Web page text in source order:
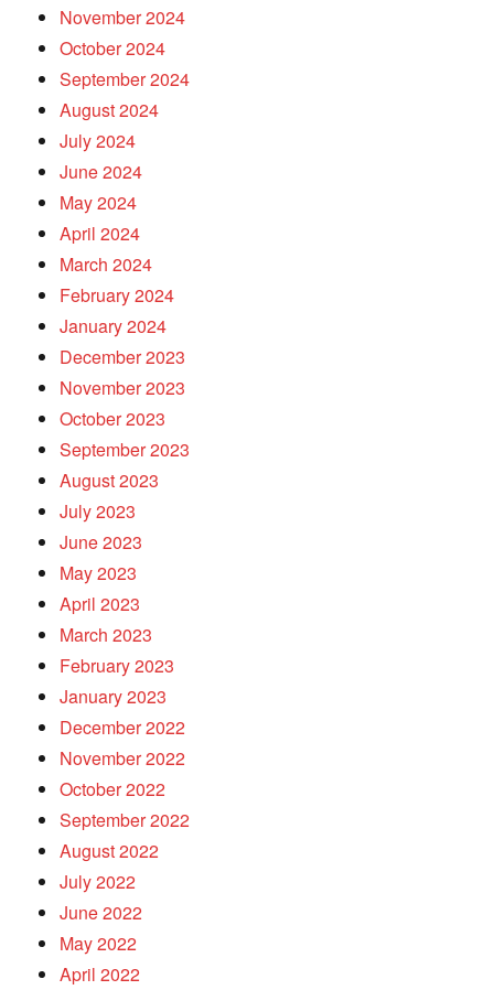
November 2024
October 2024
September 2024
August 2024
July 2024
June 2024
May 2024
April 2024
March 2024
February 2024
January 2024
December 2023
November 2023
October 2023
September 2023
August 2023
July 2023
June 2023
May 2023
April 2023
March 2023
February 2023
January 2023
December 2022
November 2022
October 2022
September 2022
August 2022
July 2022
June 2022
May 2022
April 2022